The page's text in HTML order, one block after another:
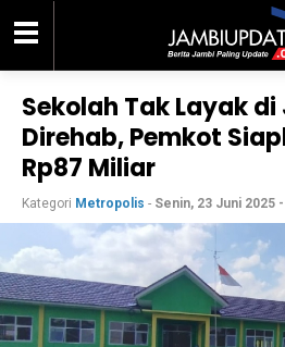
Sekolah Tak Layak
Direhab, Pemkot
Rp87 Miliar
Kategori Metropolis - Senin, 23 Juni 2025